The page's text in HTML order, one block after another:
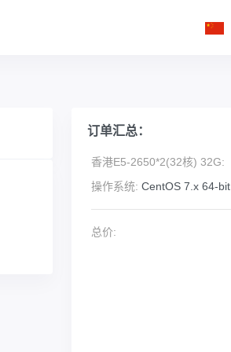
订单汇总：
香港E5-2650*2(32核) 32G:
操作系统: CentOS 7.x 64-bit
总价: